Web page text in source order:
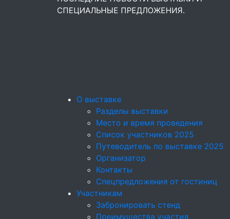
СПЕЦИАЛЬНЫЕ ПРЕДЛОЖЕНИЯ.
О выставке
Разделы выставки
Место и время проведения
Список участников 2025
Путеводитель по выставке 2025
Организатор
Контакты
Спецпредложения от гостиниц
Участникам
Забронировать стенд
Преимущества участия